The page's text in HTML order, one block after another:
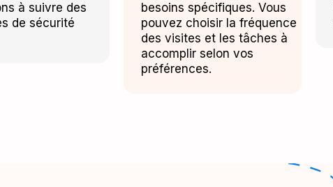
à suivre des
de sécurité
besoins spécifiques. Vous
pouvez choisir la fréquence
des visites et les tâches à
accomplir selon vos
préférences.